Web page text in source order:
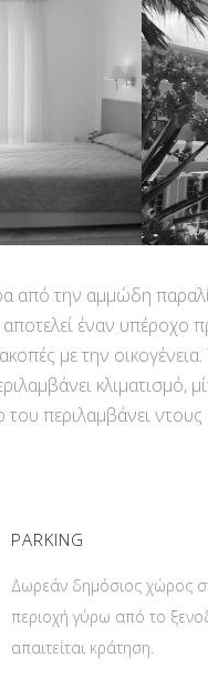
από την αμμώδη
έναν υπέροχο
με την
κλιματισμό,
του περιλαμβάνει
PARKING
Δωρεάν δημόσιος χώρος
περιοχή γύρω από το
απαιτείται κράτηση.